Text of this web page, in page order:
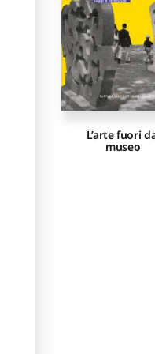
L’arte fuori
museo